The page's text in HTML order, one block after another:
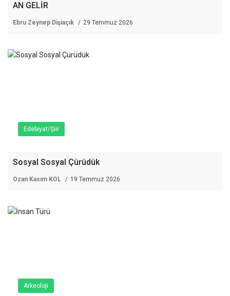
AN GELİR
Ebru Zeynep Dişiaçık 29 Temmuz 2026
Edebiyat/Şiir
Sosyal Sosyal Çürüdük
Ozan Kasım KOL 19 Temmuz 2026
Arkeoloji